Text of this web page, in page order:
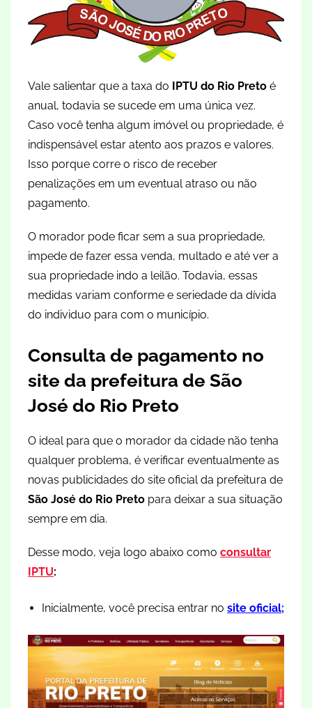
Vale salientar que a taxa do IPTU do Rio Preto é
anual, todavia se sucede em uma única vez.
Caso você tenha algum imóvel ou propriedade, é
indispensável estar atento aos prazos e valores.
Isso porque corre o risco de receber
penalizações em um eventual atraso ou não
pagamento.
O morador pode ficar sem a sua propriedade,
impede de fazer essa venda, multado e até ver a
sua propriedade indo a leilão. Todavia, essas
medidas variam conforme e seriedade da dívida
do individuo para com o município.
Consulta de pagamento no
site da prefeitura de São
José do Rio Preto
O ideal para que o morador da cidade não tenha
qualquer problema, é verificar eventualmente as
novas publicidades do site oficial da prefeitura de
São José do Rio Preto para deixar a sua situação
sempre em dia.
Desse modo, veja logo abaixo como consultar
IPTU:
Inicialmente, você precisa entrar no site oficial;